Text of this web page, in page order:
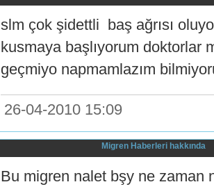
slm çok şidettli baş ağrısı
kusmaya başlıyorum doktorlar
geçmiyo napmamlazım
26-04-2010 15:09
Migren Haberleri hakkında
Bu migren nalet bşy ne zaman